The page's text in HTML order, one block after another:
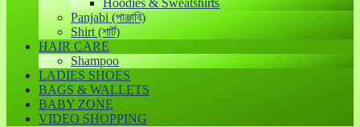
Hoodies & Sweatshirts
Panjabi (পাঞ্জাবি)
Shirt (শার্ট)
HAIR CARE
Shampoo
LADIES SHOES
BAGS & WALLETS
BABY ZONE
VIDEO SHOPPING